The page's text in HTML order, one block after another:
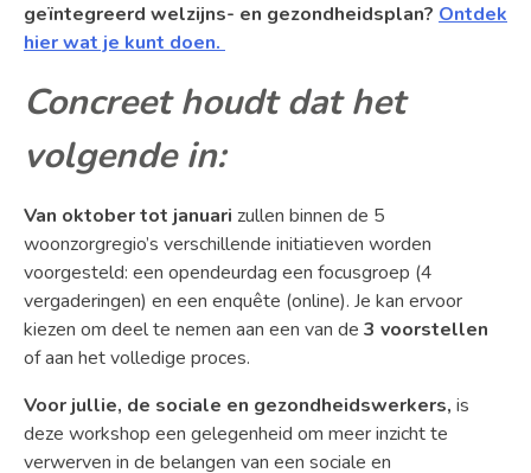
geïntegreerd welzijns- en gezondheidsplan? Ontdek
hier wat je kunt doen.
Concreet houdt dat het
volgende in:
Van oktober tot januari zullen binnen de 5
woonzorgregio’s verschillende initiatieven worden
voorgesteld: een opendeurdag een focusgroep (4
vergaderingen) en een enquête (online). Je kan ervoor
kiezen om deel te nemen aan een van de 3 voorstellen
of aan het volledige proces.
Voor jullie, de sociale en gezondheidswerkers, is
deze workshop een gelegenheid om meer inzicht te
verwerven in de belangen van een sociale en